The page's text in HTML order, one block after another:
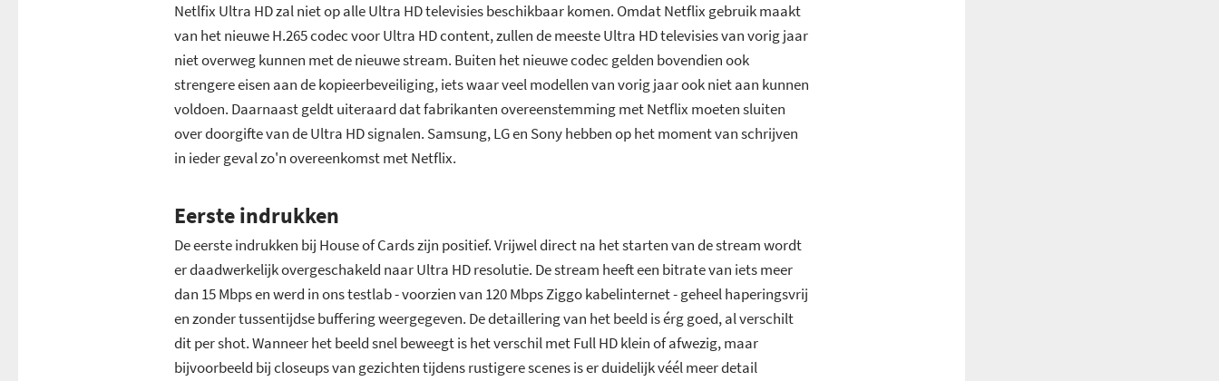
Netlfix Ultra HD zal niet op alle Ultra HD televisies beschikbaar komen. Omdat Netflix gebruik maakt
van het nieuwe H.265 codec voor Ultra HD content, zullen de meeste Ultra HD televisies van vorig jaar
niet overweg kunnen met de nieuwe stream. Buiten het nieuwe codec gelden bovendien ook
strengere eisen aan de kopieerbeveiliging, iets waar veel modellen van vorig jaar ook niet aan kunnen
voldoen. Daarnaast geldt uiteraard dat fabrikanten overeenstemming met Netflix moeten sluiten
over doorgifte van de Ultra HD signalen. Samsung, LG en Sony hebben op het moment van schrijven
in ieder geval zo'n overeenkomst met Netflix.
Eerste indrukken
De eerste indrukken bij House of Cards zijn positief. Vrijwel direct na het starten van de stream wordt
er daadwerkelijk overgeschakeld naar Ultra HD resolutie. De stream heeft een bitrate van iets meer
dan 15 Mbps en werd in ons testlab - voorzien van 120 Mbps Ziggo kabelinternet - geheel haperingsvrij
en zonder tussentijdse buffering weergegeven. De detaillering van het beeld is érg goed, al verschilt
dit per shot. Wanneer het beeld snel beweegt is het verschil met Full HD klein of afwezig, maar
bijvoorbeeld bij closeups van gezichten tijdens rustigere scenes is er duidelijk véél meer detail